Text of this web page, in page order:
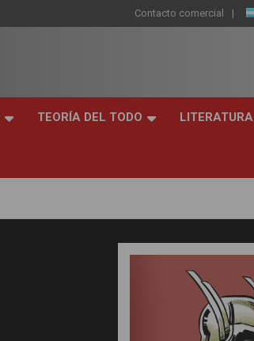
Contacto comercial
TEORÍA DEL TODO LITERATURA